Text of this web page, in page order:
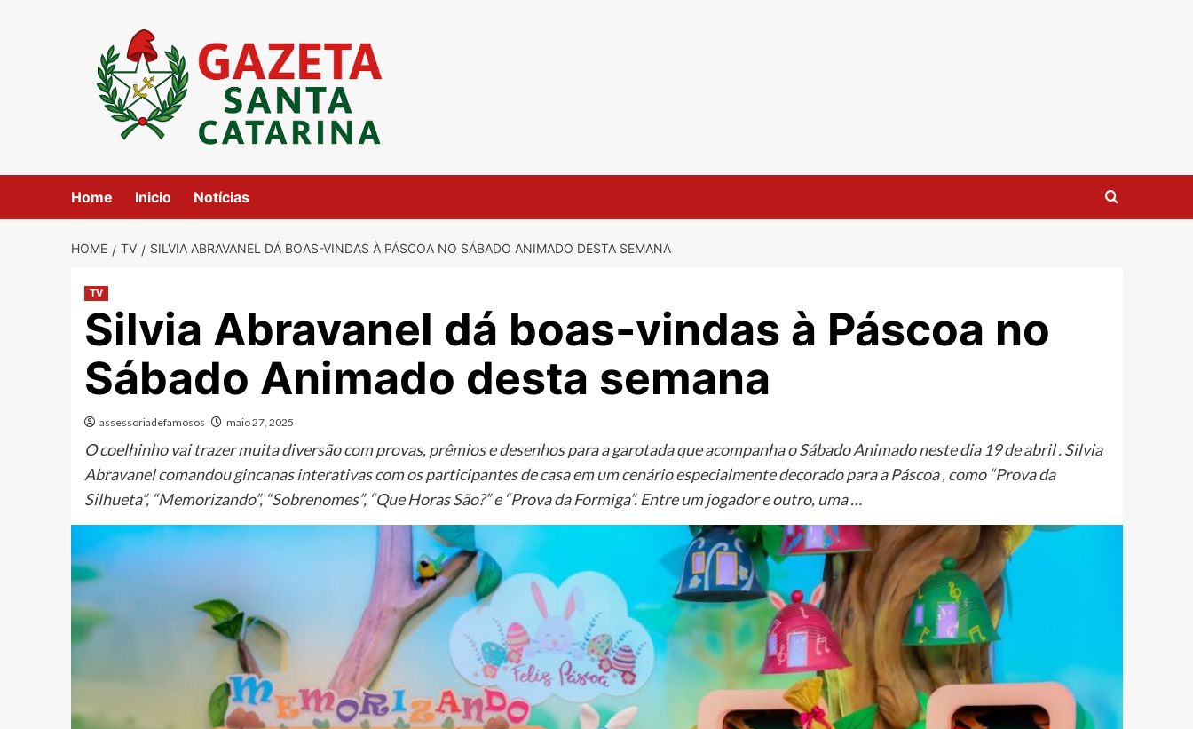
Home Inicio Notícias
HOME TV SILVIA ABRAVANEL DÁ BOAS-VINDAS À PÁSCOA NO SÁBADO ANIMADO DESTA SEMANA
TV
Silvia Abravanel dá boas-vindas à Páscoa no
Sábado Animado desta semana
assessoriadefamosos maio 27, 2025
O coelhinho vai trazer muita diversão com provas, prêmios e desenhos para a garotada que acompanha o Sábado Animado neste dia 19 de abril . Silvia
Abravanel comandou gincanas interativas com os participantes de casa em um cenário especialmente decorado para a Páscoa , como “Prova da
Silhueta”, “Memorizando”, “Sobrenomes”, “Que Horas São?” e “Prova da Formiga”. Entre um jogador e outro, uma …